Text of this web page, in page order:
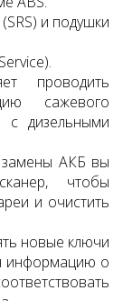
и подушки
проводить
сажевого
с дизельными
замены АКБ вы
чтобы
и очистить
новые ключи
информацию о